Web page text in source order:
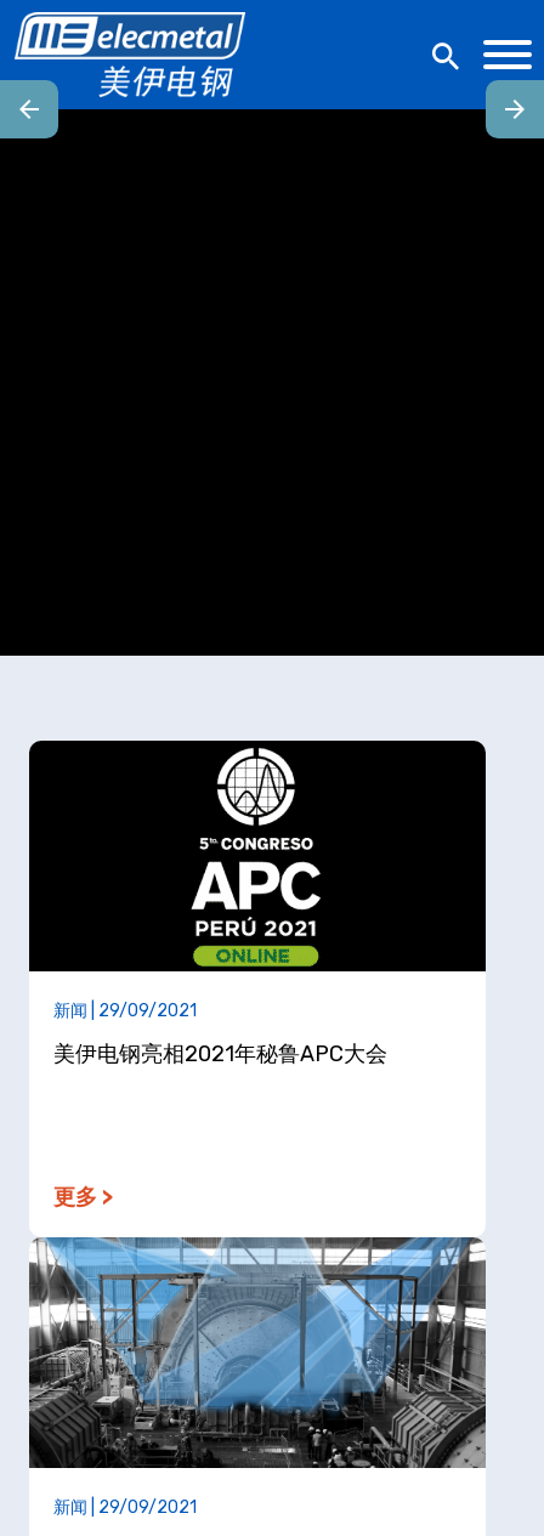
新闻 | 29/09/2021
美伊电钢亮相2021年秘鲁APC大会
更多 >
新闻 | 29/09/2021